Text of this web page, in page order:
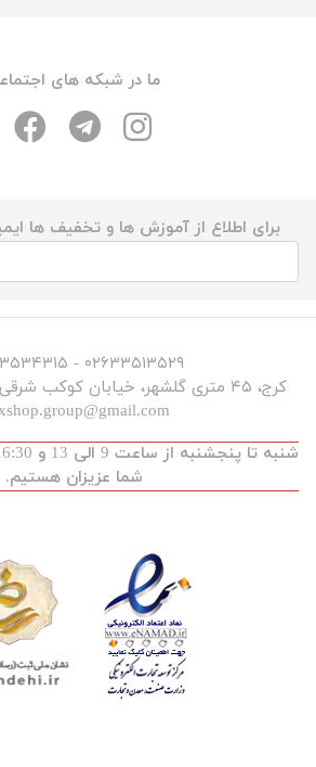
ما در شبکه های
برای اطلاع از آموزش ها و تخفیف ها
۰۲۶۳۳۵۱۳۵۲۹ - ۰۲۶۳۳۵۳۴۳۱۵
کرج، ۴۵ متری گلشهر، خیابان کوکب شرقی، عکس و فیلم مکث
شما عزیزان هستیم.